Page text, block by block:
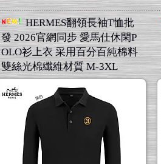
HERMES翻領長袖T恤批
發 2026官網同步 愛馬仕休閑P
OLO衫上衣 采用百分百純棉料
雙絲光棉纖維材質 M-3XL